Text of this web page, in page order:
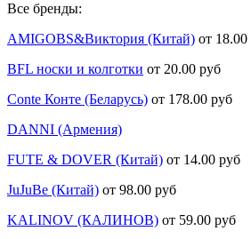
Все бренды:
AMIGOBS&Виктория (Китай) от 18.00
BFL носки и колготки от 20.00 руб
Conte Конте (Беларусь) от 178.00 руб
DANNI (Армения)
FUTE & DOVER (Китай) от 14.00 руб
JuJuBe (Китай) от 98.00 руб
KALINOV (КАЛИНОВ) от 59.00 руб